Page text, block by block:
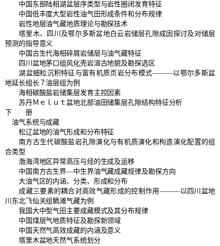
中国东部陆相湖盆层序类型与岩性圈闭发育特征
中国低丰度大型岩性油气田形成条件和分布规律
岩性地层油气藏地质理论与勘探技术
塔里木、四川及鄂尔多斯盆地白云岩储层孔隙成因探讨及对储层
预测的指导意义
中国古生代海相碎屑岩储层与油气藏特征
四川盆地茅口组风化壳岩溶古地貌及勘探选区
湖盆细粒沉积特征与富有机质页岩分布模式———以鄂尔多斯盆
地延长组长７油层组为例
海相碳酸盐岩储集层发育主控因素
苏丹Ｍｅｌｕｔ盆地北部油田储集层孔隙结构特征分析
下 册
油气系统与成藏
松辽盆地的油气形成和分布特征
南方古生代碳酸盐岩孔隙演化与有机质演化和构造演化配置的组
合类型
渤海湾地区异常高压与烃的生成及运移
中国南方古生界—中生界油气藏成藏规律及勘探方向
大油气区的内涵、分类、形成和分布
成藏三要素的耦合对高效气藏形成的控制作用———以四川盆地
川东北飞仙关组鲕滩气藏为例
我国大中型气田主要成藏模式及其分布规律
中国煤层气地质特征及勘探新领域
中国天然气高效成藏的内涵及意义
塔里木盆地天然气系统划分